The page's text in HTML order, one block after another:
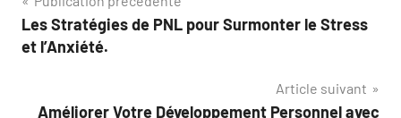
de
Les Stratégies de PNL pour Surmonter le Stress
et l’Anxiété.
Article suivant
Améliorer Votre Développement Personnel avec